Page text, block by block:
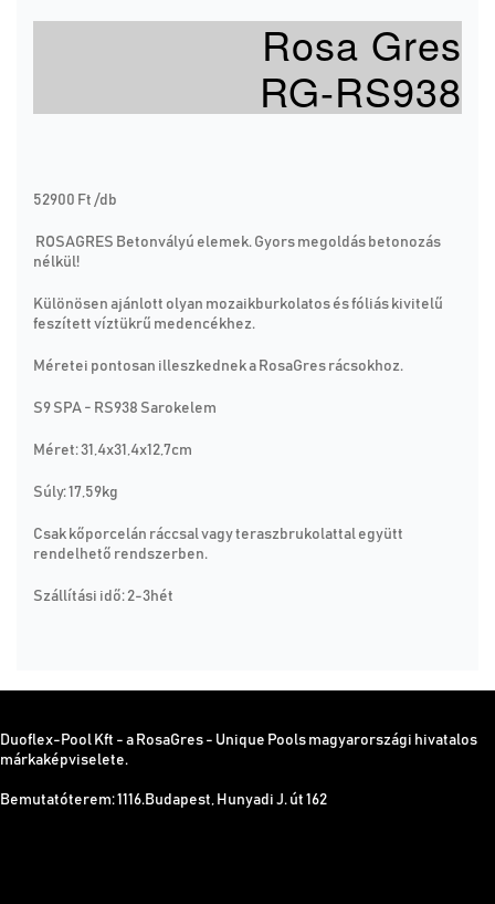
Rosa Gres
RG-RS938
52900 Ft /db
ROSAGRES Betonvályú elemek. Gyors megoldás betonozás
nélkül!
Különösen ajánlott olyan mozaikburkolatos és fóliás kivitelű
feszített víztükrű medencékhez.
Méretei pontosan illeszkednek a RosaGres rácsokhoz.
S9 SPA - RS938 Sarokelem
Méret: 31,4x31,4x12,7cm
Súly: 17,59kg
Csak kőporcelán ráccsal vagy teraszbrukolattal együtt
rendelhető rendszerben.
Szállítási idő: 2-3hét
Duoflex-Pool Kft - a RosaGres - Unique Pools magyarországi hivatalos
márkaképviselete.
Bemutatóterem: 1116.Budapest, Hunyadi J. út 162